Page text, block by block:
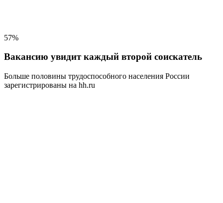
57%
Вакансию увидит каждый второй соискатель
Больше половины трудоспособного населения России
зарегистрированы на hh.ru